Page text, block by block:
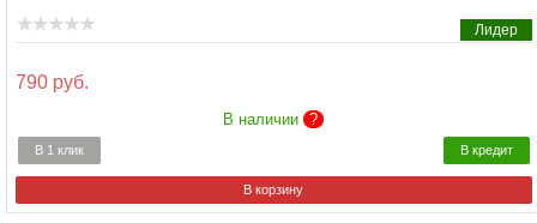
790 руб.
В наличии ?
В 1 клик В кредит
Лидер